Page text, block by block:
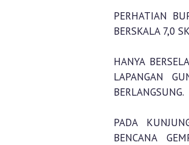
PERHATIAN
BERSKALA 7,0
HANYA
LAPANGAN
BERLANGSUNG.
PADA
BENCANA